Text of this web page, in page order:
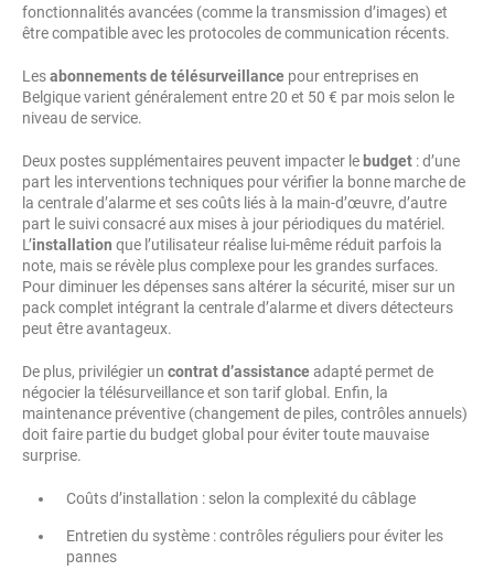
fonctionnalités avancées (comme la transmission d’images) et
être compatible avec les protocoles de communication récents.
Lesabonnements de télésurveillance pour entreprises en
Belgique varient généralement entre 20 et 50 € par mois selon le
niveau de service.
Deux postes supplémentaires peuvent impacter lebudget : d’une
part les interventions techniques pour vérifier la bonne marche de
la centrale d’alarme et ses coûts liés à la main-d’œuvre, d’autre
part le suivi consacré aux mises à jour périodiques du matériel.
L’installation que l’utilisateur réalise lui-même réduit parfois la
note, mais se révèle plus complexe pour les grandes surfaces.
Pour diminuer les dépenses sans altérer la sécurité, miser sur un
pack complet intégrant la centrale d’alarme et divers détecteurs
peut être avantageux.
De plus, privilégier un contrat d’assistanceadapté permet de
négocier la télésurveillance et son tarif global. Enfin, la
maintenance préventive (changement de piles, contrôles annuels)
doit faire partie du budget global pour éviter toute mauvaise
surprise.
Coûts d’installation : selon la complexité du câblage
Entretien du système : contrôles réguliers pour éviter les
pannes